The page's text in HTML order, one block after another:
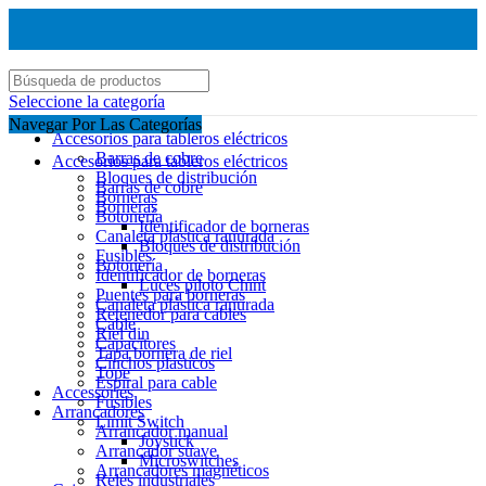
Seleccione la categoría
Accesorios para tableros eléctricos
Barras de cobre
Bloques de distribución
Borneras
Botonería
Canaleta plástica ranurada
Fusibles
Identificador de borneras
Puentes para borneras
Retenedor para cables
Riel din
Tapa bornera de riel
Tope
Accessories
Arrancadores
Arrancador manual
Arrancador suave
Arrancadores magnéticos
Navegar Por Las Categorías
Accesorios para tableros eléctricos
Barras de cobre
Borneras
Identificador de borneras
Bloques de distribución
Botonería
Luces piloto Chint
Canaleta plástica ranurada
Cable
Capacitores
Cinchos plasticos
Espiral para cable
Fusibles
Limit Switch
Joystick
Microswitches
Reles industriales